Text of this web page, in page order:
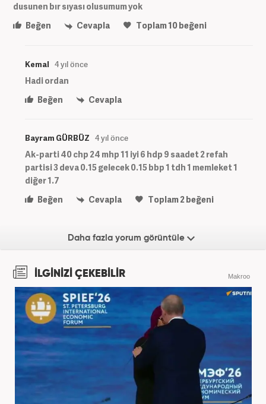
dusunen bır sıyası olusumum yok
Beğen
Cevapla Toplam10beğeni
Kemal 4 yıl önce
Hadi ordan
Beğen
Cevapla
Bayram GÜRBÜZ 4 yıl önce
Ak-parti 40 chp 24 mhp 11 iyi 6 hdp 9 saadet 2 refah
partisi 3 deva 0.15 gelecek 0.15 bbp 1 tdh 1 memleket 1
diğer 1.7
Beğen
Cevapla Toplam2beğeni
Daha fazla yorum görüntüle
İLGİNİZİ ÇEKEBİLİR Makroo